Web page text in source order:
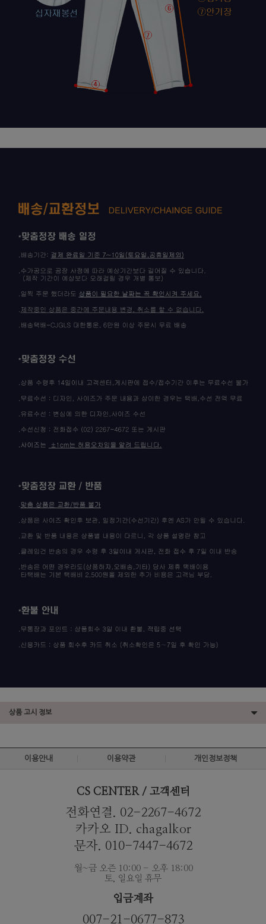
상품 고시 정보
이용안내 이용약관 개인정보정책
CS CENTER / 고객센터
전화연결. 02-2267-4672
카카오 ID. chagalkor
문자. 010-7447-4672
월~금 오즌 10:00 - 오후 18:00
토, 일요일 휴무
입금계좌
007-21-0677-873